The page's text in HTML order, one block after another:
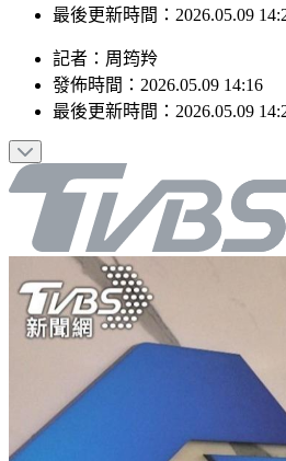
最後更新時間：2026.05.09
記者 ： 周筠羚
發佈時間： 2026.05.09 14:16
最後更新時間： 2026.05.09